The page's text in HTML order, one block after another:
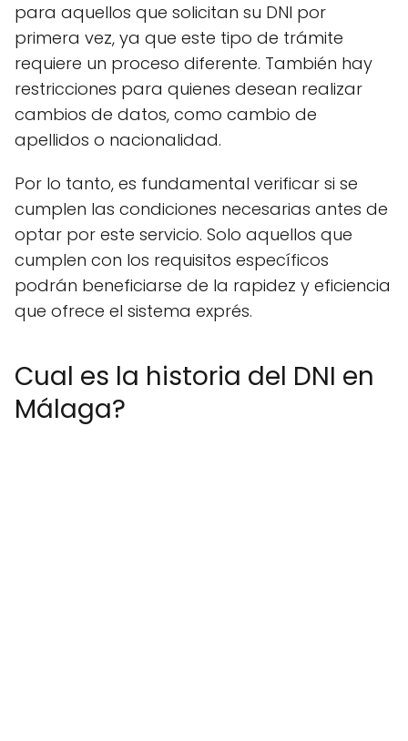
para aquellos que solicitan su DNI por
primera vez, ya que este tipo de trámite
requiere un proceso diferente. También hay
restricciones para quienes desean realizar
cambios de datos, como cambio de
apellidos o nacionalidad.
Por lo tanto, es fundamental verificar si se
cumplen las condiciones necesarias antes de
optar por este servicio. Solo aquellos que
cumplen con los requisitos específicos
podrán beneficiarse de la rapidez y eficiencia
que ofrece el sistema exprés.
Cual es la historia del DNI en
Málaga?